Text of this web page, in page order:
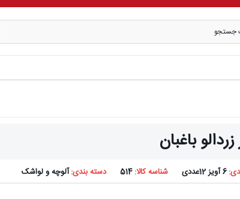
باغبان
6 آویز 12عددی شناسه کالا:514 دسته بندی:آلوچه و لواشک